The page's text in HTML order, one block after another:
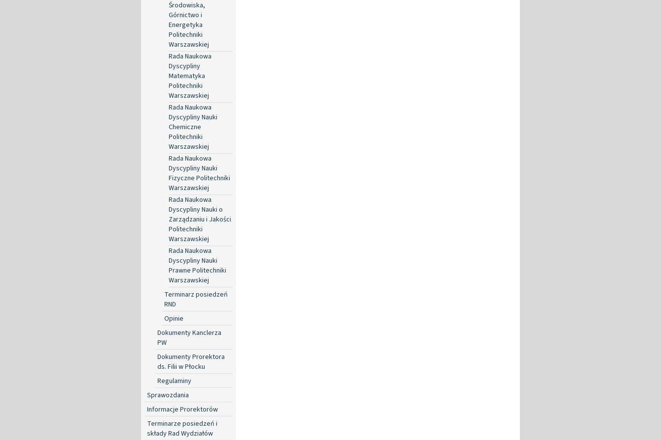
Środowiska,
Górnictwo i
Energetyka
Politechniki
Warszawskiej
Rada Naukowa
Dyscypliny
Matematyka
Politechniki
Warszawskiej
Rada Naukowa
Dyscypliny Nauki
Chemiczne
Politechniki
Warszawskiej
Rada Naukowa
Dyscypliny Nauki
Fizyczne Politechniki
Warszawskiej
Rada Naukowa
Dyscypliny Nauki o
Zarządzaniu i Jakości
Politechniki
Warszawskiej
Rada Naukowa
Dyscypliny Nauki
Prawne Politechniki
Warszawskiej
Terminarz posiedzeń
RND
Opinie
Dokumenty Kanclerza
PW
Dokumenty Prorektora
ds. Filii w Płocku
Regulaminy
Sprawozdania
Informacje Prorektorów
Terminarze posiedzeń i
składy Rad Wydziałów